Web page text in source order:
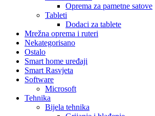
Oprema za pametne satove
Tableti
Dodaci za tablete
Mrežna oprema i ruteri
Nekategorisano
Ostalo
Smart home uređaji
Smart Rasvjeta
Software
Microsoft
Tehnika
Bijela tehnika